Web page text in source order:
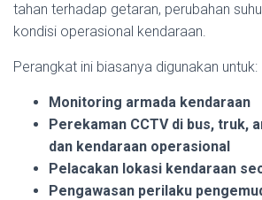
tahan terhadap getaran, perubahan
kondisi operasional kendaraan.
Perangkat ini biasanya digunakan untuk:
Monitoring armada kendaraan
Perekaman CCTV di bus, truk,
dan kendaraan operasional
Pelacakan lokasi kendaraan
Pengawasan perilaku